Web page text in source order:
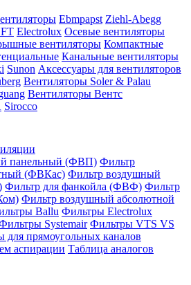
Ebmpapst Ziehl-Abegg
Electrolux Осевые вентиляторы
вентиляторы Компактные
Канальные вентиляторы
Sunon Аксессуары для вентиляторов
Вентиляторы Soler & Palau
Вентиляторы Вентс
Sirocco
панельный (ФВП) Фильтр
(ФВКас) Фильтр воздушный
Фильтр для фанкойла (ФВФ) Фильтр
Фильтр воздушный абсолютной
Ballu Фильтры Electrolux
Systemair Фильтры VTS VS
для прямоугольных каналов
аспирации Таблица аналогов